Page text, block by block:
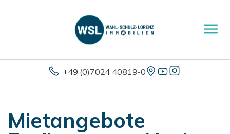
+49 (0)7024 40819-0
Mietangebote